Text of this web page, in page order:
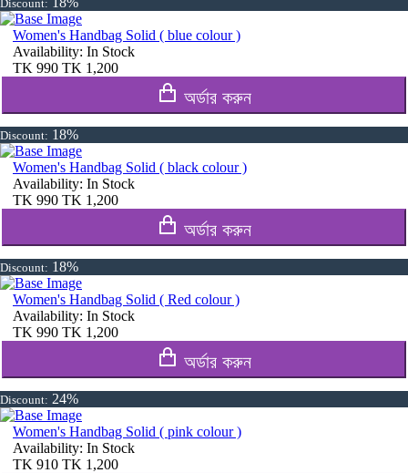
Discount:
Women's Handbag Solid ( blue colour )
Availability: In Stock
TK 990 TK 1,200
অর্ডার করুন
Discount: 18%
Women's Handbag Solid ( black colour )
Availability: In Stock
TK 990 TK 1,200
অর্ডার করুন
Discount: 18%
Women's Handbag Solid ( Red colour )
Availability: In Stock
TK 990 TK 1,200
অর্ডার করুন
Discount: 24%
Women's Handbag Solid ( pink colour )
Availability: In Stock
TK 910 TK 1,200